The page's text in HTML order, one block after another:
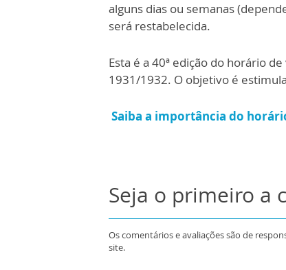
alguns dias ou semanas
será restabelecida.
Esta é a 40ª edição do horário
1931/1932. O objetivo é
Saiba a importância do
Seja o primeiro a
Os comentários e avaliações são de
site.